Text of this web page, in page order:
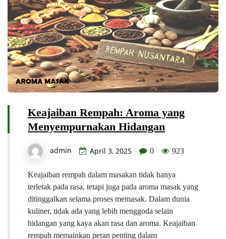
Keajaiban Rempah: Aroma yang
Menyempurnakan Hidangan
admin April 3, 2025 0 923
Keajaiban rempah dalam masakan tidak hanya
terletak pada rasa, tetapi juga pada aroma masak yang
ditinggalkan selama proses memasak. Dalam dunia
kuliner, tidak ada yang lebih menggoda selain
hidangan yang kaya akan rasa dan aroma. Keajaiban
rempah memainkan peran penting dalam